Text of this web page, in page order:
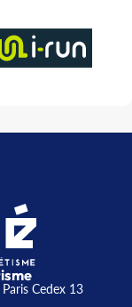
Cedex 13